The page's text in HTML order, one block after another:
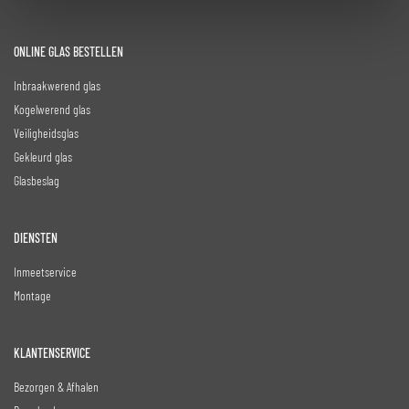
ONLINE GLAS BESTELLEN
Inbraakwerend glas
Kogelwerend glas
Veiligheidsglas
Gekleurd glas
Glasbeslag
DIENSTEN
Inmeetservice
Montage
KLANTENSERVICE
Bezorgen & Afhalen